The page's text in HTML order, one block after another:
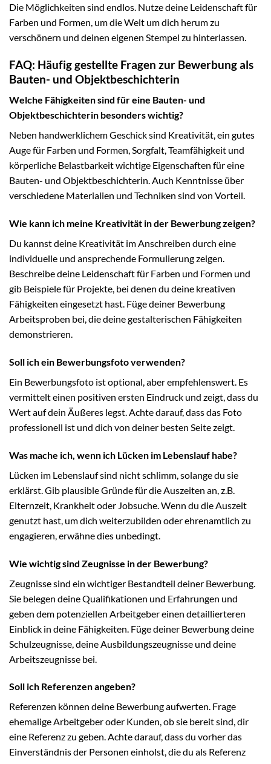
Die Möglichkeiten sind endlos. Nutze deine Leidenschaft für
Farben und Formen, um die Welt um dich herum zu
verschönern und deinen eigenen Stempel zu hinterlassen.
FAQ: Häufig gestellte Fragen zur Bewerbung als
Bauten- und Objektbeschichterin
Welche Fähigkeiten sind für eine Bauten- und
Objektbeschichterin besonders wichtig?
Neben handwerklichem Geschick sind Kreativität, ein gutes
Auge für Farben und Formen, Sorgfalt, Teamfähigkeit und
körperliche Belastbarkeit wichtige Eigenschaften für eine
Bauten- und Objektbeschichterin. Auch Kenntnisse über
verschiedene Materialien und Techniken sind von Vorteil.
Wie kann ich meine Kreativität in der Bewerbung zeigen?
Du kannst deine Kreativität im Anschreiben durch eine
individuelle und ansprechende Formulierung zeigen.
Beschreibe deine Leidenschaft für Farben und Formen und
gib Beispiele für Projekte, bei denen du deine kreativen
Fähigkeiten eingesetzt hast. Füge deiner Bewerbung
Arbeitsproben bei, die deine gestalterischen Fähigkeiten
demonstrieren.
Soll ich ein Bewerbungsfoto verwenden?
Ein Bewerbungsfoto ist optional, aber empfehlenswert. Es
vermittelt einen positiven ersten Eindruck und zeigt, dass du
Wert auf dein Äußeres legst. Achte darauf, dass das Foto
professionell ist und dich von deiner besten Seite zeigt.
Was mache ich, wenn ich Lücken im Lebenslauf habe?
Lücken im Lebenslauf sind nicht schlimm, solange du sie
erklärst. Gib plausible Gründe für die Auszeiten an, z.B.
Elternzeit, Krankheit oder Jobsuche. Wenn du die Auszeit
genutzt hast, um dich weiterzubilden oder ehrenamtlich zu
engagieren, erwähne dies unbedingt.
Wie wichtig sind Zeugnisse in der Bewerbung?
Zeugnisse sind ein wichtiger Bestandteil deiner Bewerbung.
Sie belegen deine Qualifikationen und Erfahrungen und
geben dem potenziellen Arbeitgeber einen detaillierteren
Einblick in deine Fähigkeiten. Füge deiner Bewerbung deine
Schulzeugnisse, deine Ausbildungszeugnisse und deine
Arbeitszeugnisse bei.
Soll ich Referenzen angeben?
Referenzen können deine Bewerbung aufwerten. Frage
ehemalige Arbeitgeber oder Kunden, ob sie bereit sind, dir
eine Referenz zu geben. Achte darauf, dass du vorher das
Einverständnis der Personen einholst, die du als Referenz